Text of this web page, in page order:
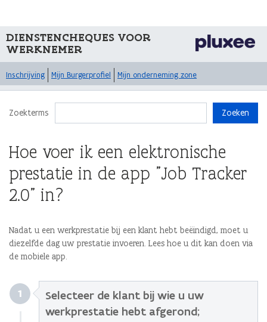
DIENSTENCHEQUES VOOR
WERKNEMER
Inschrijving Mijn Burgerprofiel Mijn onderneming zone
Zoekterms Zoeken
Hoe voer ik een elektronische
prestatie in de app "Job Tracker
2.0" in?
Nadat u een werkprestatie bij een klant hebt beëindigd, moet u
diezelfde dag uw prestatie invoeren. Lees hoe u dit kan doen via
de mobiele app.
1
Selecteer de klant bij wie u uw
werkprestatie hebt afgerond;